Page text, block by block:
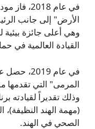
في عام
الأرض" إلى جانب
وهي أعلى جائزة بيئية
القيادة العالمية في
في عام
المرمى" التي
وذلك تقديراً لقيادته
(مهمة الهند
الصحي في الهند.